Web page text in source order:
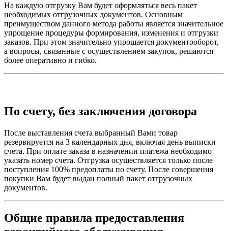
На каждую отгрузку Вам будет оформляться весь пакет
необходимых отгрузочных документов. Основным
преимуществом данного метода работы является значительное
упрощение процедуры формирования, изменения и отгрузки
заказов. При этом значительно упрощается документооборот,
а вопросы, связанные с осуществлением закупок, решаются
более оперативно и гибко.
По счету, без заключения договора
После выставления счета выбранный Вами товар
резервируется на 3 календарных дня, включая день выписки
счета. При оплате заказа в назначении платежа необходимо
указать номер счета. Отгрузка осуществляется только после
поступления 100% предоплаты по счету. После совершения
покупки Вам будет выдан полный пакет отгрузочных
документов.
Общие правила предоставления